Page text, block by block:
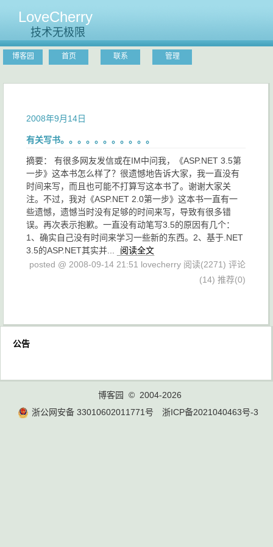
LoveCherry
技术无极限
博客园 首页 联系 管理
2008年9月14日
有关写书。。。。。。。。。。。
摘要： 有很多网友发信或在IM中问我，《ASP.NET 3.5第
一步》这本书怎么样了？很遗憾地告诉大家，我一直没有
时间来写，而且也可能不打算写这本书了。谢谢大家关
注。不过，我对《ASP.NET 2.0第一步》这本书一直有一
些遗憾，遗憾当时没有足够的时间来写，导致有很多错
误。再次表示抱歉。一直没有动笔写3.5的原因有几个：
1、确实自己没有时间来学习一些新的东西。2、基于.NET
3.5的ASP.NET其实并...
阅读全文
posted @ 2008-09-14 21:51 lovecherry 阅读(2271) 评论
(14) 推荐(0)
公告
博客园
© 2004-2026
浙公网安备 33010602011771号
浙ICP备2021040463号-3